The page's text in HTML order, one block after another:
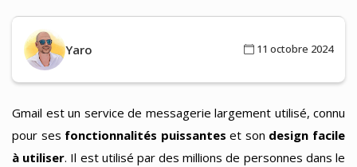
Yaro 11 octobre 2024
Gmail est un service de messagerie largement utilisé, connu
pour ses fonctionnalités puissantes et son design facile
à utiliser. Il est utilisé par des millions de personnes dans le